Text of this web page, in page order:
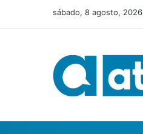
sábado, 8 agosto, 2026